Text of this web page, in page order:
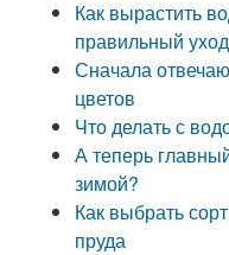
Как вырастить
правильный
Сначала
цветов
Что делать с
А теперь
зимой?
Как выбрать
пруда